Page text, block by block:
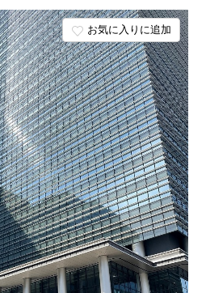
お気に入りに追加